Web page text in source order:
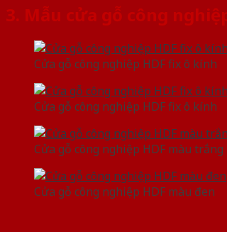
3. Mẫu cửa gỗ công
Cửa gỗ công nghiệp HDF fix ô kính
Cửa gỗ công nghiệp HDF fix ô kính
Cửa gỗ công nghiệp HDF màu trắng
Cửa gỗ công nghiệp HDF màu đen